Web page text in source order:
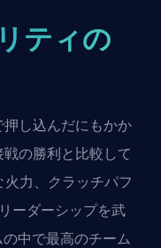
ティの
し込んだにもかか
の勝利と比較して
力、クラッチパフ
ーダーシップを武
中で最高のチーム